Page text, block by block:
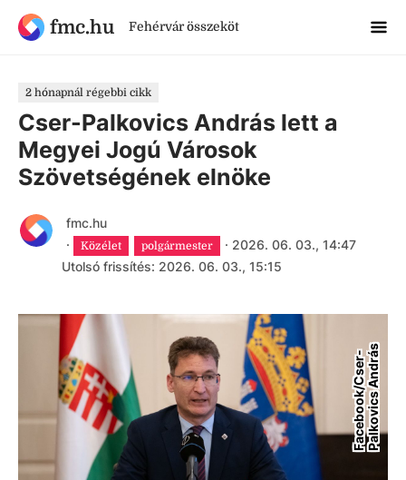
fmc.hu Fehérvár összeköt
2 hónapnál régebbi cikk
Cser-Palkovics András lett a
Megyei Jogú Városok
Szövetségének elnöke
fmc.hu
·
Közélet polgármester · 2026. 06. 03., 14:47
Utolsó frissítés: 2026. 06. 03., 15:15
F
a
c
e
b
o
o
k
/
C
s
e
r
-
P
a
l
k
o
v
i
c
s
A
n
d
r
ás